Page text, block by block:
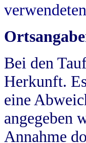
Bei den
Herkunft.
eine
angegeben
Annahme